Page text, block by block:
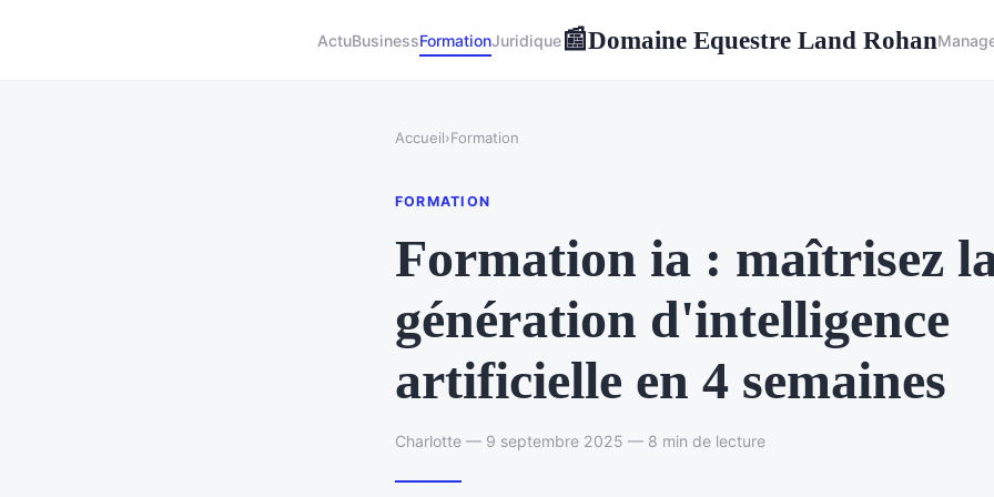
ActuBusinessFormationJuridique📰Domaine Equestre Land Rohan
Accueil›Formation
FORMATION
Formation ia : maîtrisez
génération d'intelligence
artificielle en 4 semaines
Charlotte — 9 septembre 2025 — 8 min de lecture